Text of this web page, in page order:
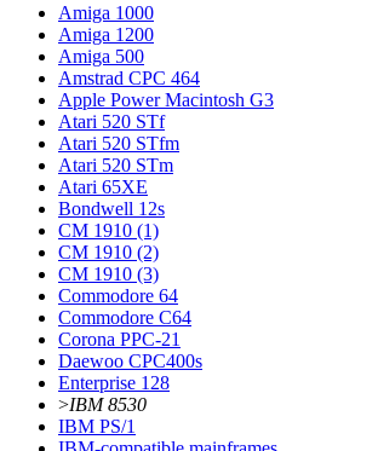
Amiga 1000
Amiga 1200
Amiga 500
Amstrad CPC 464
Apple Power Macintosh G3
Atari 520 STf
Atari 520 STfm
Atari 520 STm
Atari 65XE
Bondwell 12s
CM 1910 (1)
CM 1910 (2)
CM 1910 (3)
Commodore 64
Commodore С64
Corona PPC-21
Daewoo CPC400s
Enterprise 128
>IBM 8530
IBM PS/1